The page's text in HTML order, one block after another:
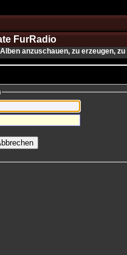
FurRadio
anzuschauen, zu erzeugen,